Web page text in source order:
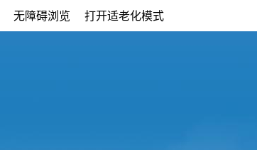
无障碍浏览 打开适老化模式